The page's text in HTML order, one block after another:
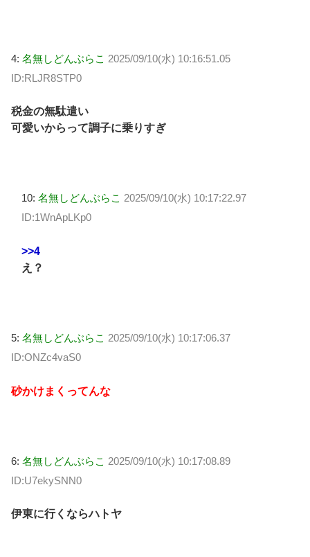
4: 名無しどんぶらこ 2025/09/10(水) 10:16:51.05
ID:RLJR8STP0
税金の無駄遣い
可愛いからって調子に乗りすぎ
10: 名無しどんぶらこ 2025/09/10(水) 10:17:22.97
ID:1WnApLKp0
>>4
え？
5: 名無しどんぶらこ 2025/09/10(水) 10:17:06.37
ID:ONZc4vaS0
砂かけまくってんな
6: 名無しどんぶらこ 2025/09/10(水) 10:17:08.89
ID:U7ekySNN0
伊東に行くならハトヤ